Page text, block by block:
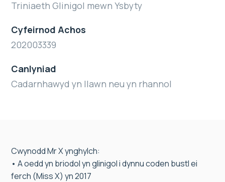
Triniaeth Glinigol mewn Ysbyty
Cyfeirnod Achos
202003339
Canlyniad
Cadarnhawyd yn llawn neu yn rhannol
Cwynodd Mr X ynghylch:
• A oedd yn briodol yn glinigol i dynnu coden bustl ei
ferch (Miss X) yn 2017